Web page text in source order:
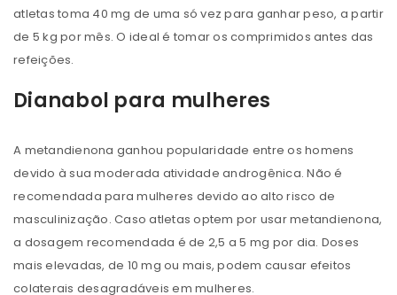
atletas toma 40 mg de uma só vez para ganhar peso, a partir
de 5 kg por mês. O ideal é tomar os comprimidos antes das
refeições.
Dianabol para mulheres
A metandienona ganhou popularidade entre os homens
devido à sua moderada atividade androgênica. Não é
recomendada para mulheres devido ao alto risco de
masculinização. Caso atletas optem por usar metandienona,
a dosagem recomendada é de 2,5 a 5 mg por dia. Doses
mais elevadas, de 10 mg ou mais, podem causar efeitos
colaterais desagradáveis ​​em mulheres.